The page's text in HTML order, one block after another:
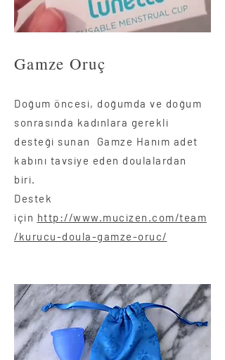
Gamze Oruç
Doğum öncesi, doğumda ve doğum
sonrasında kadınlara gerekli
desteği sunan Gamze Hanım adet
kabını tavsiye eden doulalardan
biri.
Destek
için http://www.mucizen.com/team
/kurucu-doula-gamze-oruc/